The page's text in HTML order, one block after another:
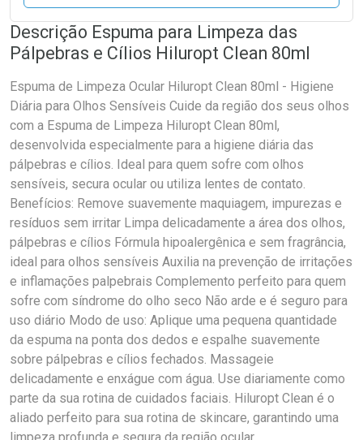
Descrição Espuma para Limpeza das
Pálpebras e Cílios Hiluropt Clean 80ml
Espuma de Limpeza Ocular Hiluropt Clean 80ml - Higiene
Diária para Olhos Sensíveis Cuide da região dos seus olhos
com a Espuma de Limpeza Hiluropt Clean 80ml,
desenvolvida especialmente para a higiene diária das
pálpebras e cílios. Ideal para quem sofre com olhos
sensíveis, secura ocular ou utiliza lentes de contato.
Benefícios: Remove suavemente maquiagem, impurezas e
resíduos sem irritar Limpa delicadamente a área dos olhos,
pálpebras e cílios Fórmula hipoalergênica e sem fragrância,
ideal para olhos sensíveis Auxilia na prevenção de irritações
e inflamações palpebrais Complemento perfeito para quem
sofre com síndrome do olho seco Não arde e é seguro para
uso diário Modo de uso: Aplique uma pequena quantidade
da espuma na ponta dos dedos e espalhe suavemente
sobre pálpebras e cílios fechados. Massageie
delicadamente e enxágue com água. Use diariamente como
parte da sua rotina de cuidados faciais. Hiluropt Clean é o
aliado perfeito para sua rotina de skincare, garantindo uma